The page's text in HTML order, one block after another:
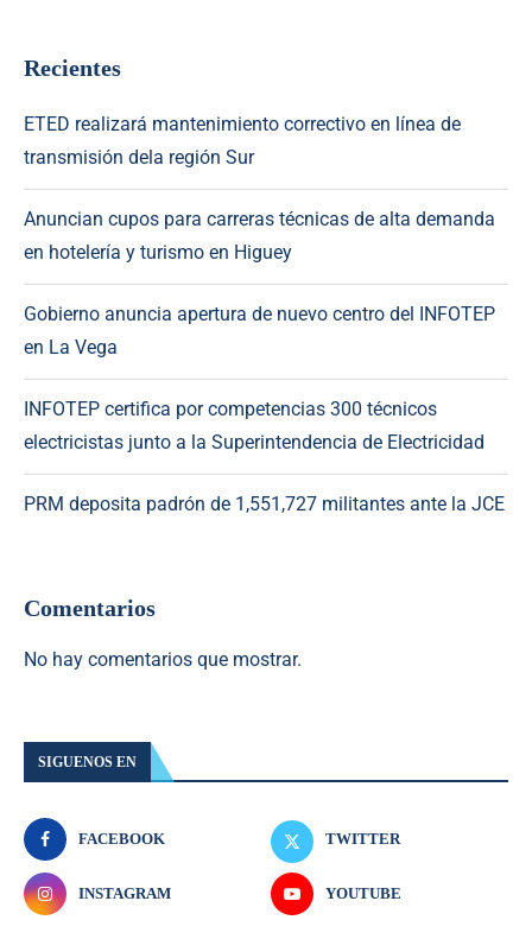
Recientes
ETED realizará mantenimiento correctivo en línea de
transmisión dela región Sur
Anuncian cupos para carreras técnicas de alta demanda
en hotelería y turismo en Higuey
Gobierno anuncia apertura de nuevo centro del INFOTEP
en La Vega
INFOTEP certifica por competencias 300 técnicos
electricistas junto a la Superintendencia de Electricidad
PRM deposita padrón de 1,551,727 militantes ante la JCE
Comentarios
No hay comentarios que mostrar.
SIGUENOS EN
FACEBOOK TWITTER
INSTAGRAM YOUTUBE